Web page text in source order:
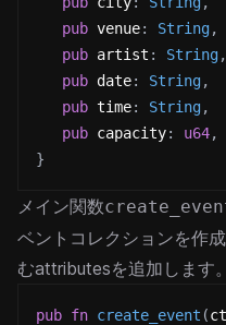
pub venue: String,
pub artist : String,
pub date: String,
pub time: String,
pub capacity: u64,
}
メイン関数
ベントコレクションを作
むattributesを追加します。
pub fn create_event (